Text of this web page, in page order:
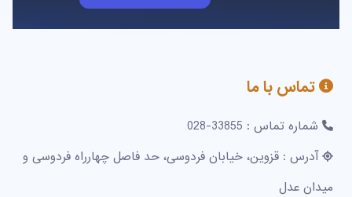
تماس با ما
شماره تماس : 33855-028
آدرس : قزوین، خیابان فردوسی، حد فاصل چهارراه فردوسی و
میدان عدل